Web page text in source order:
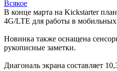
Всякое
В конце марта на Kickstarter
4G/LTE для работы в мобильных
Новинка также оснащена
рукописные заметки.
Диагональ экрана составляет